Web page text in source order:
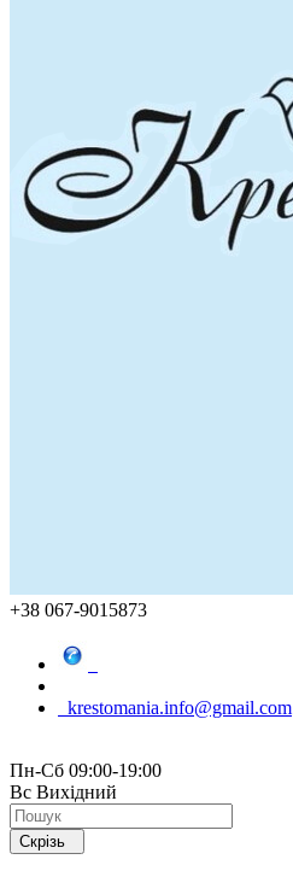
+38 067-9015873
krestomania.info@gmail.com
Пн-Сб 09:00-19:00
Вс Вихідний
Скрізь